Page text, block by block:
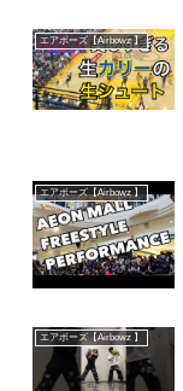
エアボーズ【Airbowz 】
エアボーズ【Airbowz 】
エアボーズ【Airbowz 】